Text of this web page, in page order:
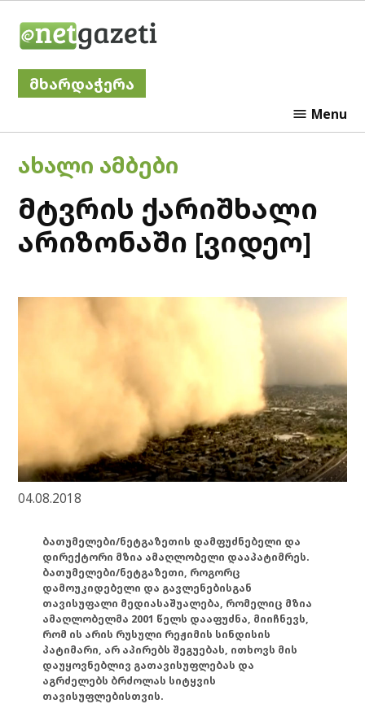
მხარდაჭერა
Menu
POSTED
IN
ᲐᲮᲐᲚᲘ ᲐᲛᲑᲔᲑᲘ
მტვრის ქარიშხალი
არიზონაში [ვიდეო]
04.08.2018
ბათუმელები/ნეტგაზეთის დამფუძნებელი და
დირექტორი მზია ამაღლობელი დააპატიმრეს.
ბათუმელები/ნეტგაზეთი, როგორც
დამოუკიდებელი და გავლენებისგან
თავისუფალი მედიასაშუალება, რომელიც მზია
ამაღლობელმა 2001 წელს დააფუძნა, მიიჩნევს,
რომ ის არის რუსული რეჟიმის სინდისის
პატიმარი, არ აპირებს შეგუებას, ითხოვს მის
დაუყოვნებლივ გათავისუფლებას და
აგრძელებს ბრძოლას სიტყვის
თავისუფლებისთვის.